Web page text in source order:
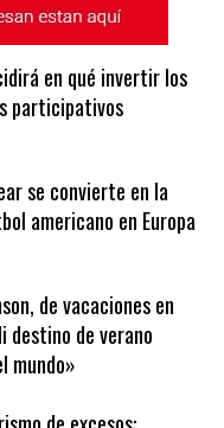
en qué invertir los
se convierte en la
de vacaciones en
de verano